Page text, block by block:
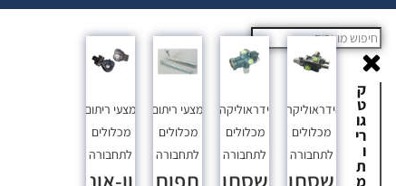
ק
ט
גו
רי
ו
ת
מ
הידראוליקה
מכלולים
לתחבורה
הידראוליקה
מכלולים
לתחבורה
אמצעי ריתום
מכלולים
לתחבורה
אמצעי ריתום
מכלולים
לתחבורה